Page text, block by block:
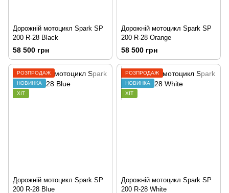
Дорожній мотоцикл Spark SP
200 R-28 Black
58 500 грн
Дорожній мотоцикл Spark SP
200 R-28 Orange
58 500 грн
РОЗПРОДАЖ
НОВИНКА
ХІТ
Дорожній мотоцикл Spark SP
200 R-28 Blue
РОЗПРОДАЖ
НОВИНКА
ХІТ
Дорожній мотоцикл Spark SP
200 R-28 White